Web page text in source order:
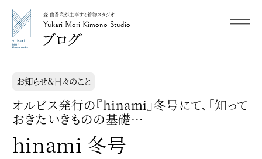
Yukari Mori Kimono Studio
森 由香利が主宰する着物スタジオ
Yukari Mori Kimono Studio メニュー
お知らせ＆日々のこと
オルビス発行の『hinami』冬号にて、「知って
おきたいきものの基礎…
hinami 冬号